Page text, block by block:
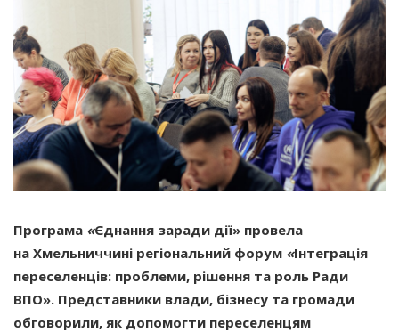
Програма «Єднання заради дії» провела
на Хмельниччині регіональний форум «Інтеграція
переселенців: проблеми, рішення та роль Ради
ВПО». Представники влади, бізнесу та громади
обговорили, як допомогти переселенцям